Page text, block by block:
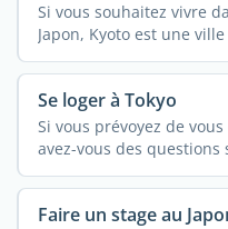
Si vous souhaitez vivre
Japon, Kyoto est une
Se loger à Tokyo
Si vous prévoyez de
avez-vous des questions
Faire un stage au